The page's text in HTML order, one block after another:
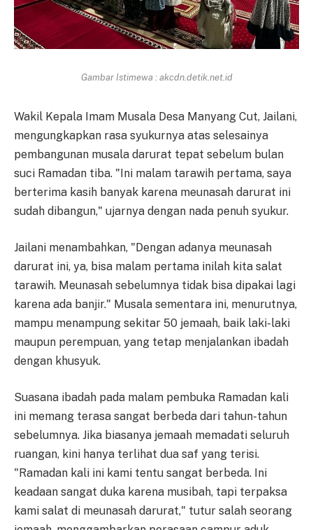
Gambar Istimewa : akcdn.detik.net.id
Wakil Kepala Imam Musala Desa Manyang Cut, Jailani,
mengungkapkan rasa syukurnya atas selesainya
pembangunan musala darurat tepat sebelum bulan
suci Ramadan tiba. "Ini malam tarawih pertama, saya
berterima kasih banyak karena meunasah darurat ini
sudah dibangun," ujarnya dengan nada penuh syukur.
Jailani menambahkan, "Dengan adanya meunasah
darurat ini, ya, bisa malam pertama inilah kita salat
tarawih. Meunasah sebelumnya tidak bisa dipakai lagi
karena ada banjir." Musala sementara ini, menurutnya,
mampu menampung sekitar 50 jemaah, baik laki-laki
maupun perempuan, yang tetap menjalankan ibadah
dengan khusyuk.
Suasana ibadah pada malam pembuka Ramadan kali
ini memang terasa sangat berbeda dari tahun-tahun
sebelumnya. Jika biasanya jemaah memadati seluruh
ruangan, kini hanya terlihat dua saf yang terisi.
"Ramadan kali ini kami tentu sangat berbeda. Ini
keadaan sangat duka karena musibah, tapi terpaksa
kami salat di meunasah darurat," tutur salah seorang